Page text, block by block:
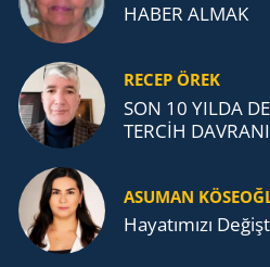
HABER ALMAK
RECEP ÖREK
SON 10 YILDA
TERCİH
ASUMAN
Ha­ya­tı­mı­zı